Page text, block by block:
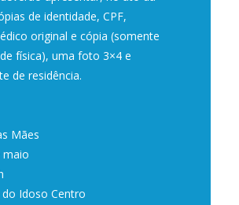
de identidade, CPF,
original e cópia (somente
física), uma foto 3×4 e
de residência.
Mães
maio
do Idoso Centro